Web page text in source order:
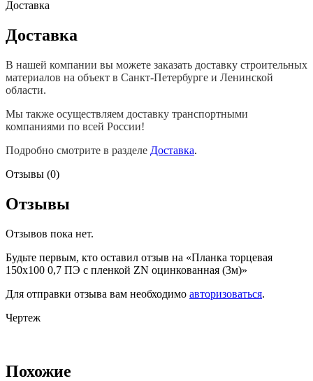
Доставка
Доставка
В нашей компании вы можете заказать доставку строительных
материалов на объект в Санкт-Петербурге и Ленинской
области.
Мы также осуществляем доставку транспортными
компаниями по всей России!
Подробно смотрите в разделе Доставка.
Отзывы (0)
Отзывы
Отзывов пока нет.
Будьте первым, кто оставил отзыв на «Планка торцевая
150х100 0,7 ПЭ с пленкой ZN оцинкованная (3м)»
Для отправки отзыва вам необходимо авторизоваться.
Чертеж
Похожие